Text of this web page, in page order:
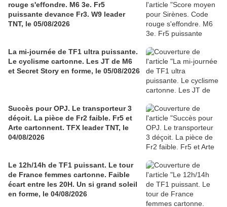
rouge s'effondre. M6 3e. Fr5
puissante devance Fr3. W9 leader
TNT, le 05/08/2026
La mi-journée de TF1 ultra puissante.
Le cyclisme cartonne. Les JT de M6
et Secret Story en forme, le 05/08/2026
Succès pour OPJ. Le transporteur 3
déçoit. La pièce de Fr2 faible. Fr5 et
Arte cartonnent. TFX leader TNT, le
04/08/2026
Le 12h/14h de TF1 puissant. Le tour
de France femmes cartonne. Faible
écart entre les 20H. Un si grand soleil
en forme, le 04/08/2026